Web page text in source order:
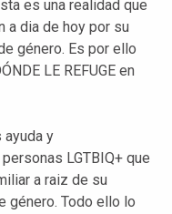
es una realidad que
a dia de hoy por su
género. Es por ello
LE REFUGE en
ayuda y
LGTBIQ+ que
a raiz de su
género. Todo ello lo